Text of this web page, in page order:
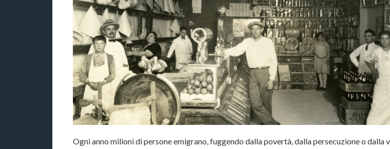
Ogni anno milioni di persone emigrano, fuggendo dalla povertà, dalla persecuzione o dalla